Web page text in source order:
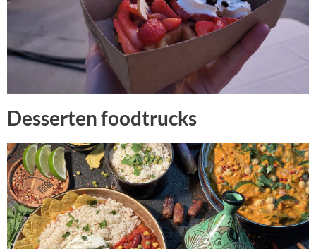
Desserten foodtrucks